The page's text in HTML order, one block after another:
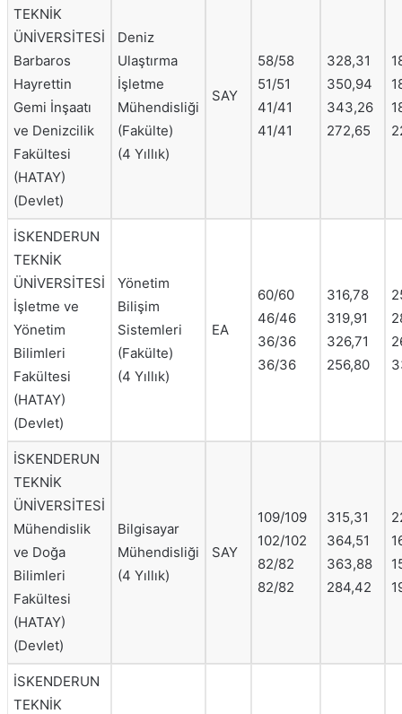
TEKNİK
ÜNİVERSİTESİ
Barbaros
Hayrettin
Gemi İnşaatı
ve Denizcilik
Fakültesi
(HATAY)
(Devlet)
Deniz
Ulaştırma
İşletme
Mühendisliği
(Fakülte)
(4 Yıllık)
SAY
58/58
51/51
41/41
41/41
328,31
350,94
343,26
272,65
İSKENDERUN
TEKNİK
ÜNİVERSİTESİ
İşletme ve
Yönetim
Bilimleri
Fakültesi
(HATAY)
(Devlet)
Yönetim
Bilişim
Sistemleri
(Fakülte)
(4 Yıllık)
EA
60/60
46/46
36/36
36/36
316,78
319,91
326,71
256,80
İSKENDERUN
TEKNİK
ÜNİVERSİTESİ
Mühendislik
ve Doğa
Bilimleri
Fakültesi
(HATAY)
(Devlet)
Bilgisayar
Mühendisliği
(4 Yıllık)
SAY
109/109
102/102
82/82
82/82
315,31
364,51
363,88
284,42
İSKENDERUN
TEKNİK